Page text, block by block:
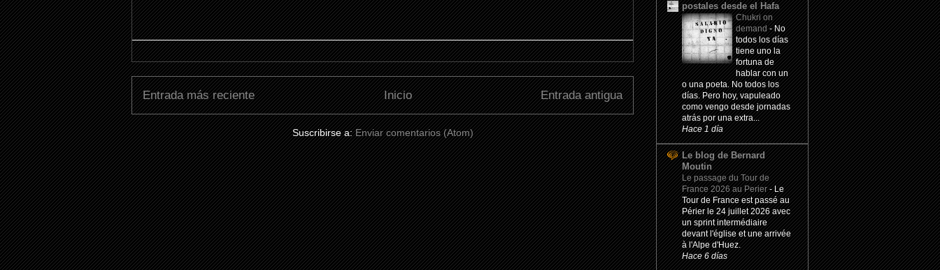
Entrada más reciente Entrada antigua
Inicio
Suscribirse a:Enviar comentarios (Atom)
postales desde el Hafa
Chukri on
demand-No
todos los días
tiene uno la
fortuna de
hablar con un
o una poeta. No todos los
días. Pero hoy, vapuleado
como vengo desde jornadas
atrás por una extra...
Hace 1 día
Le blog de Bernard
Moutin
Le passage du Tour de
France 2026 au Perier-Le
Tour de France est passé au
Périer le 24 juillet 2026 avec
un sprint intermédiaire
devant l'église et une arrivée
à l'Alpe d'Huez.
Hace 6 días